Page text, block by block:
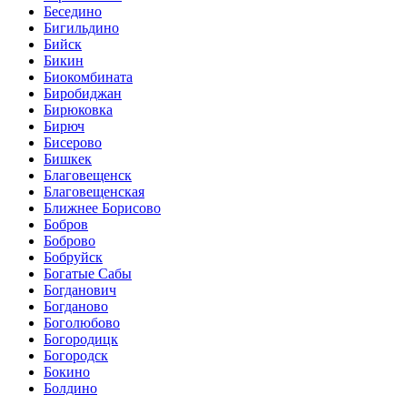
Беседино
Бигильдино
Бийск
Бикин
Биокомбината
Биробиджан
Бирюковка
Бирюч
Бисерово
Бишкек
Благовещенск
Благовещенская
Ближнее Борисово
Бобров
Боброво
Бобруйск
Богатые Сабы
Богданович
Богданово
Боголюбово
Богородицк
Богородск
Бокино
Болдино